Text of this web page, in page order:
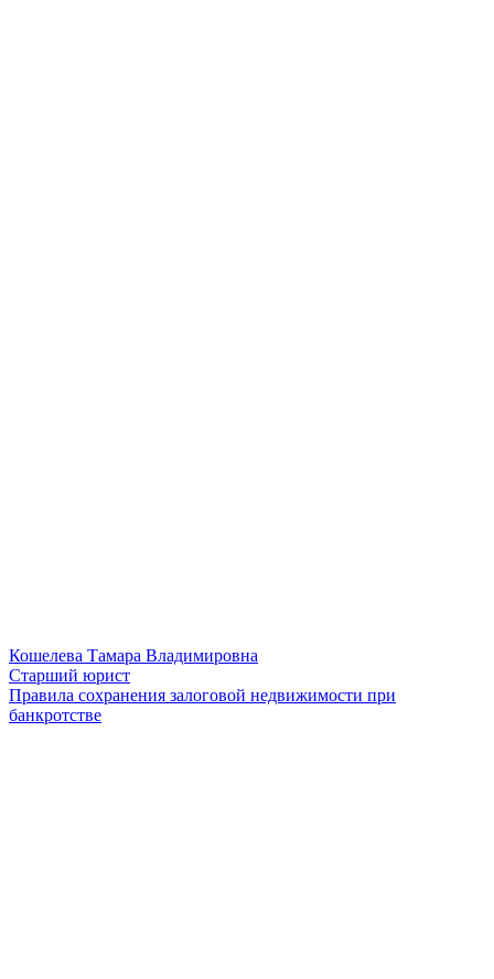
Кошелева Тамара Владимировна
Старший юрист
Правила сохранения залоговой недвижимости при
банкротстве